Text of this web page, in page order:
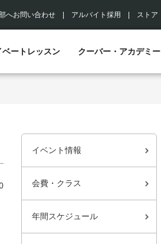
へお問い合わせ アルバイト採用 ストア
ベートレッスン クーバー・アカデミー
イベント情報
会費・クラス
年間スケジュール